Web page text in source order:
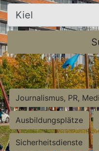
Ort, Stadt
Journalismus, PR,
Ausbildungsplätze
Sicherheitsdienste